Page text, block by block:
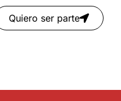
Quiero ser parte